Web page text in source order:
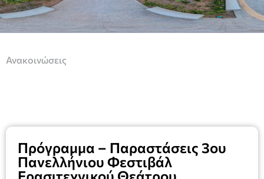
Ανακοινώσεις
Πρόγραμμα – Παραστάσεις 3ου
Πανελλήνιου Φεστιβάλ
Ερασιτεχνικού Θεάτρου